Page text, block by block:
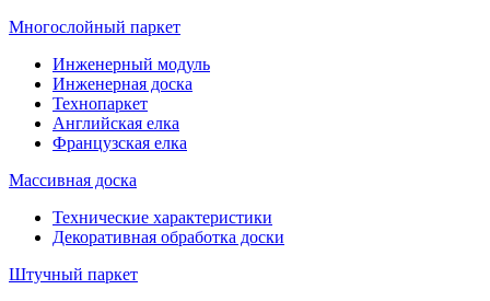
Многослойный паркет
Инженерный модуль
Инженерная доска
Технопаркет
Английская елка
Французская елка
Массивная доска
Технические характеристики
Декоративная обработка доски
Штучный паркет